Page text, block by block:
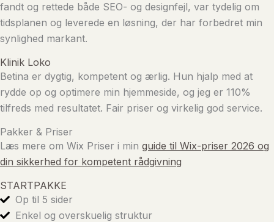
fandt og rettede både SEO- og designfejl, var tydelig om
tidsplanen og leverede en løsning, der har forbedret min
synlighed markant.
Klinik Loko
Betina er dygtig, kompetent og ærlig. Hun hjalp med at
rydde op og optimere min hjemmeside, og jeg er 110%
tilfreds med resultatet. Fair priser og virkelig god service.
Pakker & Priser
Læs mere om Wix Priser i min guide til Wix-priser 2026 og
din sikkerhed for kompetent rådgivning
STARTPAKKE
Op til 5 sider
Enkel og overskuelig struktur